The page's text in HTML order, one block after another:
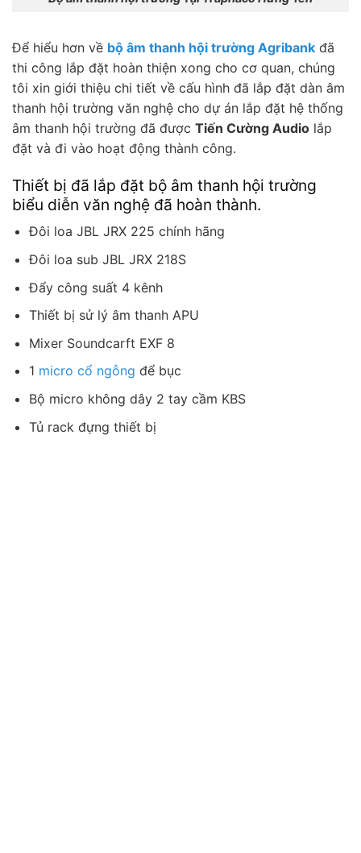
Để hiểu hơn về bộ âm thanh hội trường Agribank đã
thi công lắp đặt hoàn thiện xong cho cơ quan, chúng
tôi xin giới thiệu chi tiết về cấu hình đã lắp đặt dàn âm
thanh hội trường văn nghệ cho dự án lắp đặt hệ thống
âm thanh hội trường đã được Tiến Cường Audio lắp
đặt và đi vào hoạt động thành công.
Thiết bị đã lắp đặt bộ âm thanh hội trường
biểu diễn văn nghệ đã hoàn thành.
Đôi loa JBL JRX 225 chính hãng
Đôi loa sub JBL JRX 218S
Đẩy công suất 4 kênh
Thiết bị sử lý âm thanh APU
Mixer Soundcarft EXF 8
1 micro cổ ngỗng để bục
Bộ micro không dây 2 tay cầm KBS
Tủ rack đựng thiết bị